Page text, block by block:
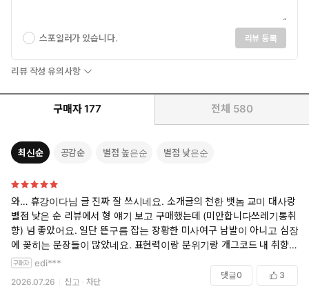
스포일러가 있습니다. 리뷰 등록
리뷰 작성 유의사항
구매자 177 전체 580
최신순 공감순 별점 높은순 별점 낮은순
와… 휴강이다님 글 진짜 잘 쓰시네요. 소개글의 천한 뱃놈 교미 대사랑
별점 낮은 순 리뷰에서 형 얘기 보고 구매했는데 (미안합니다쓰레기통취
향) 넘 좋았어요. 일단 뜬구름 잡는 장황한 미사여구 남발이 아니고 심장
에 꽂히는 문장들이 많았네요. 표현력이랑 분위기랑 개그코드 내 취향
임…ㅠㅠ 이런 벨소 가끔 만나기에 이 장르를 절대 못 떠나는 듯. 쌍방구
원 쌍방첫사랑 이런 거 언제 질리나. 어른동정다정공은 클래식이라는 것
을 또 한번 느끼며ㅎㅎㅎ 최태건 넘 좋아요. 졸라 잘 참고 잘 기다리는데
edi***
2026.07.26 신고 차단
댓글0 3